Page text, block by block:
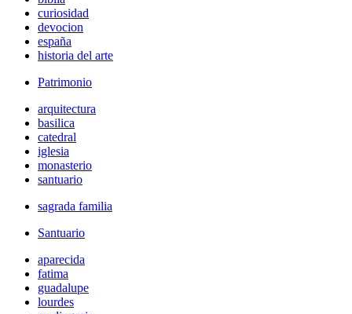
curiosidad
devocion
españa
historia del arte
Patrimonio
arquitectura
basilica
catedral
iglesia
monasterio
santuario
sagrada familia
Santuario
aparecida
fatima
guadalupe
lourdes